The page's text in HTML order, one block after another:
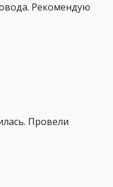
Рекомендую
Провели